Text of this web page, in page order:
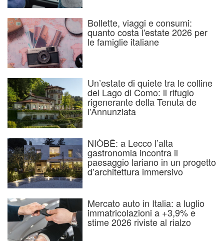
Bollette, viaggi e consumi:
quanto costa l'estate 2026 per
le famiglie italiane
Un’estate di quiete tra le colline
del Lago di Como: il rifugio
rigenerante della Tenuta de
l’Annunziata
NIÒBĒ: a Lecco l’alta
gastronomia incontra il
paesaggio lariano in un progetto
d’architettura immersivo
Mercato auto in Italia: a luglio
immatricolazioni a +3,9% e
stime 2026 riviste al rialzo